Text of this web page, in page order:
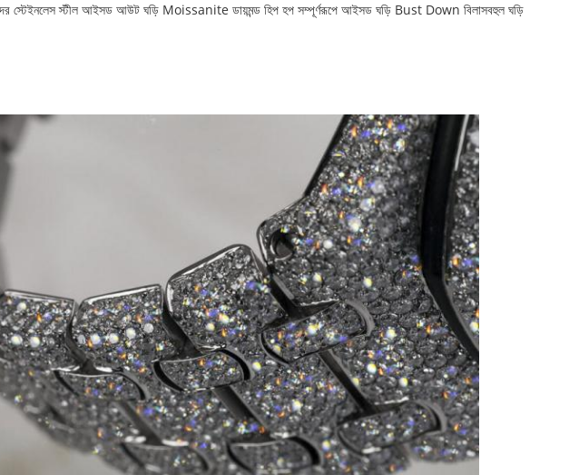
স্টেইনলেস স্টীল আইসড আউট ঘড়ি Moissanite ডায়মন্ড হিপ হপ সম্পূর্ণরূপে আইসড ঘড়ি Bust Down বিলাসবহুল ঘড়ি